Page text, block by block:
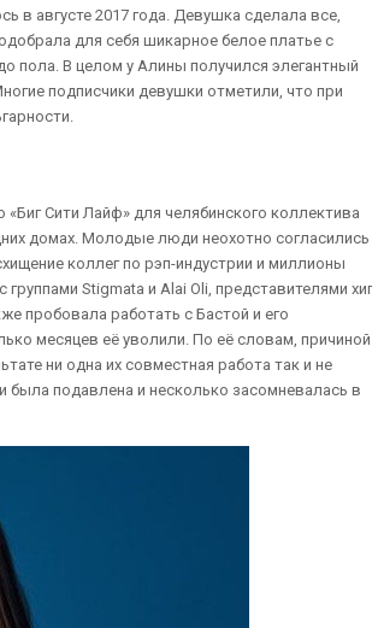
в августе 2017 года. Девушка сделала все,
для себя шикарное белое платье с
пола. В целом у Алины получился элегантный
подписчики девушки отметили, что при
Сити Лайф» для челябинского коллектива
домах. Молодые люди неохотно согласились
коллег по рэп-индустрии и миллионы
Stigmata и Alai Oli, представителями
пробовала работать с Бастой и его
месяцев её уволили. По её словам, причиной
ни одна их совместная работа так и не
была подавлена и несколько засомневалась в